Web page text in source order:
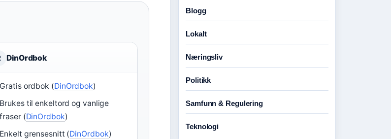
DinOrdbok
Gratis ordbok (DinOrdbok)
Brukes til enkeltord og vanlige
fraser (DinOrdbok)
Enkelt grensesnitt (DinOrdbok)
Blogg
Lokalt
Næringsliv
Politikk
Samfunn & Regulering
Teknologi